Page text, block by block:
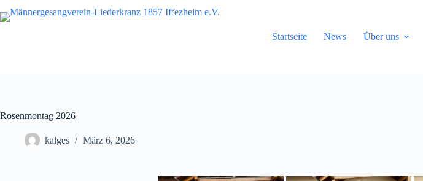
Inhalt
Startseite
News Über uns
Rosenmontag 2026
kalges März 6, 2026